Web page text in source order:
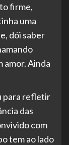
firme,
uma
dói saber
amor. Ainda
para refletir
das
com
tem ao lado